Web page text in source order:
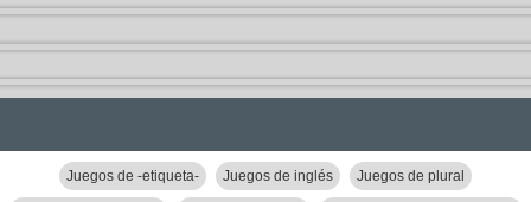
Juegos de -etiqueta- Juegos de inglés Juegos de plural